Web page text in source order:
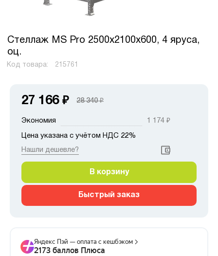
Стеллаж MS Pro 2500х2100х600, 4 яруса,
оц.
Код товара: 215761
27 166 ₽ 28 340₽
Экономия 1 174 ₽
Цена указана с учётом НДС 22%
Нашли дешевле?
В корзину
Быстрый заказ